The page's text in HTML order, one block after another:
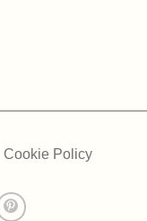
Cookie Policy